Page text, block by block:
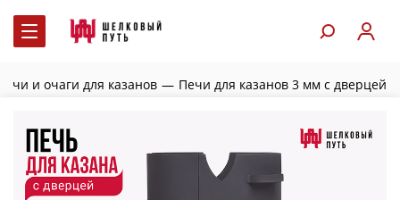
и очаги для казанов — Печи для казанов 3 мм с дверцей